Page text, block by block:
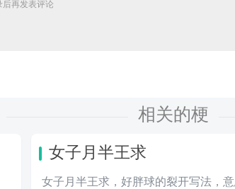
相关的梗
女子月半王求
女子月半王求，好胖球的裂开写法，